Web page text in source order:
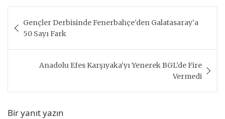
gezinmesi
Gençler Derbisinde Fenerbahçe’den Galatasaray’a
50 Sayı Fark
Anadolu Efes Karşıyaka’yı Yenerek BGL’de Fire
Vermedi
Bir yanıt yazın